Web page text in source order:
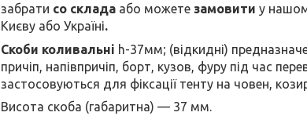
забрати со склада або можете замовити у
Києву або Україні.
Скоби коливальні h-37мм; (відкидні)
причіп, напівпричіп, борт, кузов, фуру під час
застосовуються для фіксації тенту на човен,
Висота скоба (габаритна) — 37 мм.